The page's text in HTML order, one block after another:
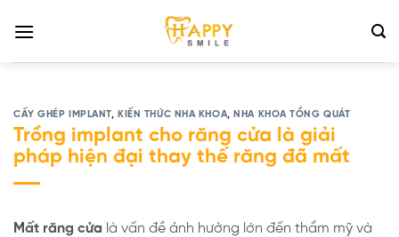
qua
nội
dung
CẤY GHÉP IMPLANT, KIẾN THỨC NHA KHOA, NHA KHOA TỔNG QUÁT
Trồng implant cho răng cửa là giải
pháp hiện đại thay thế răng đã mất
Mất răng cửa là vấn đề ảnh hưởng lớn đến thẩm mỹ và